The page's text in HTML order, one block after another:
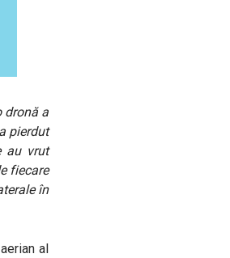
dronă a
pierdut
au vrut
fiecare
în
al